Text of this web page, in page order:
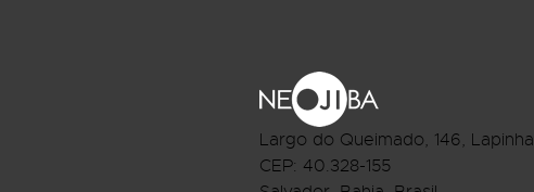
Largo do Queimado, 146, Lapinha
CEP: 40.328-155